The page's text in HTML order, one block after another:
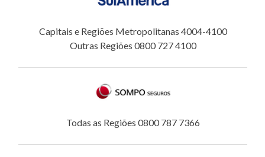
Capitais e Regiões Metropolitanas 4004-4100
Outras Regiões 0800 727 4100
Todas as Regiões 0800 787 7366